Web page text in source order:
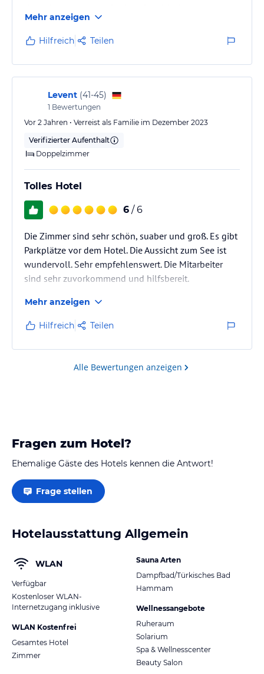
anderes,Keine Fünf Sterne höchstes drei
Mehr anzeigen
Hilfreich Teilen
Levent (41-45)
1 Bewertungen
Vor 2 Jahren • Verreist als Familie im Dezember 2023
Verifizierter Aufenthalt
Doppelzimmer
Tolles Hotel
6 / 6
Die Zimmer sind sehr schön, suaber und groß. Es gibt
Parkplätze vor dem Hotel. Die Aussicht zum See ist
wundervoll. Sehr empfehlenswert. Die Mitarbeiter
sind sehr zuvorkommend und hilfsbereit.
Mehr anzeigen
Hilfreich Teilen
Alle Bewertungen anzeigen
Fragen zum Hotel?
Ehemalige Gäste des Hotels kennen die Antwort!
Frage stellen
Hotelausstattung Allgemein
WLAN
Verfügbar
Kostenloser WLAN-
Internetzugang inklusive
WLAN Kostenfrei
Gesamtes Hotel
Zimmer
Sauna Arten
Dampfbad/Türkisches Bad
Hammam
Wellnessangebote
Ruheraum
Solarium
Spa & Wellnesscenter
Beauty Salon